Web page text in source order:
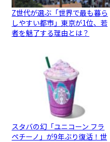
Z世代が選ぶ「世界で最も暮ら
しやすい都市」東京が1位、若
者を魅了する理由とは？
スタバの幻「ユニコーン フラ
ペチーノ」が9年ぶり復活！世